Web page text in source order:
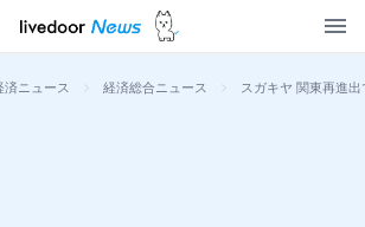
済ニュース > 経済総合ニュース > スガキヤ 関東再進